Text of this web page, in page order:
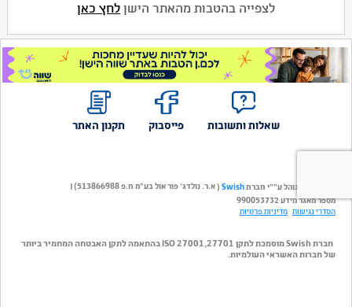
לצפייה בהטבות מהאתר הישן לחץ כאן
שאלות ותשובות פייסבוק תקנון האתר
אתר שווה מנוהל ע""י חברתSwish
( א.ר. נולדג' פור אול בע"מ ח.פ 513866988)
|
מספר מאגר מידע 990053732
הסדרי נגישות מדיניות פרטיות
חברת Swish מוסמכת לתקן ISO 27001,27701 בהתאמה לתקן האבטחה המחמיר ביותר
של חברות האשראי העולמיות.